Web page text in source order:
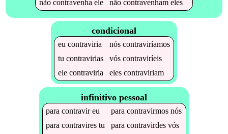
não contravenha ele não contravenhameles
condicional
eu contraviria nós contraviríamos
tu contravirias vós contraviríeis
ele contraviria eles contraviriam
infinitivo pessoal
paracontravireu paracontravirmos nós
paracontravires tu paracontravirdes vós